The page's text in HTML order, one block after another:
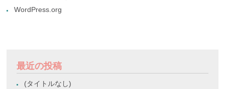
WordPress.org
最近の投稿
(タイトルなし)